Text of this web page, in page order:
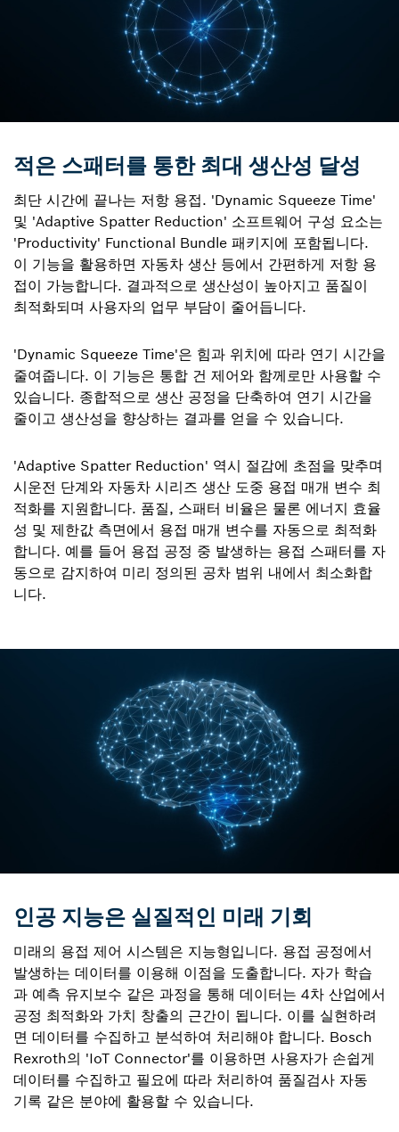
적은 스패터를 통한 최대 생산성 달성
최단 시간에 끝나는 저항 용접. 'Dynamic Squeeze Time'
및 'Adaptive Spatter Reduction' 소프트웨어 구성 요소는
'Productivity' Functional Bundle 패키지에 포함됩니다.
이 기능을 활용하면 자동차 생산 등에서 간편하게 저항 용
접이 가능합니다. 결과적으로 생산성이 높아지고 품질이
최적화되며 사용자의 업무 부담이 줄어듭니다.
'Dynamic Squeeze Time'은 힘과 위치에 따라 연기 시간을
줄여줍니다. 이 기능은 통합 건 제어와 함께로만 사용할 수
있습니다. 종합적으로 생산 공정을 단축하여 연기 시간을
줄이고 생산성을 향상하는 결과를 얻을 수 있습니다.
'Adaptive Spatter Reduction' 역시 절감에 초점을 맞추며
시운전 단계와 자동차 시리즈 생산 도중 용접 매개 변수 최
적화를 지원합니다. 품질, 스패터 비율은 물론 에너지 효율
성 및 제한값 측면에서 용접 매개 변수를 자동으로 최적화
합니다. 예를 들어 용접 공정 중 발생하는 용접 스패터를 자
동으로 감지하여 미리 정의된 공차 범위 내에서 최소화합
니다.
인공 지능은 실질적인 미래 기회
미래의 용접 제어 시스템은 지능형입니다. 용접 공정에서
발생하는 데이터를 이용해 이점을 도출합니다. 자가 학습
과 예측 유지보수 같은 과정을 통해 데이터는 4차 산업에서
공정 최적화와 가치 창출의 근간이 됩니다. 이를 실현하려
면 데이터를 수집하고 분석하여 처리해야 합니다. Bosch
Rexroth의 'IoT Connector'를 이용하면 사용자가 손쉽게
데이터를 수집하고 필요에 따라 처리하여 품질검사 자동
기록 같은 분야에 활용할 수 있습니다.